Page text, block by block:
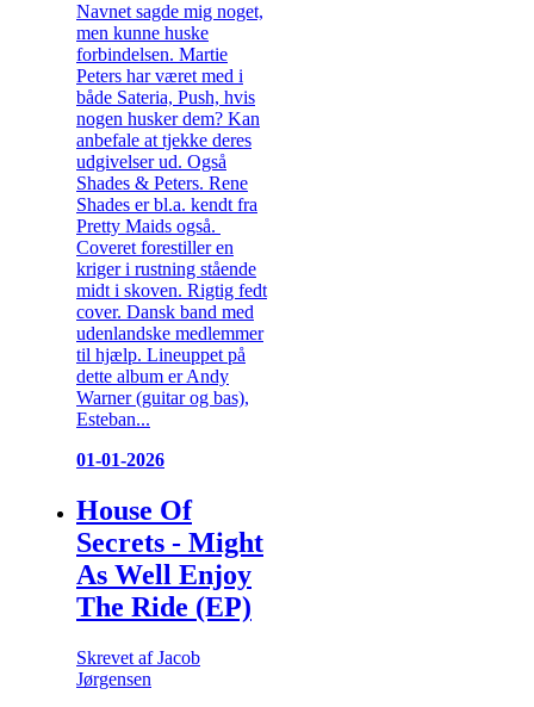
Navnet sagde mig noget,
men kunne huske
forbindelsen. Martie
Peters har været med i
både Sateria, Push, hvis
nogen husker dem? Kan
anbefale at tjekke deres
udgivelser ud. Også
Shades & Peters. Rene
Shades er bl.a. kendt fra
Pretty Maids også.
Coveret forestiller en
kriger i rustning stående
midt i skoven. Rigtig fedt
cover. Dansk band med
udenlandske medlemmer
til hjælp. Lineuppet på
dette album er Andy
Warner (guitar og bas),
Esteban...
01-01-2026
House Of
Secrets - Might
As Well Enjoy
The Ride (EP)
Skrevet af Jacob
Jørgensen